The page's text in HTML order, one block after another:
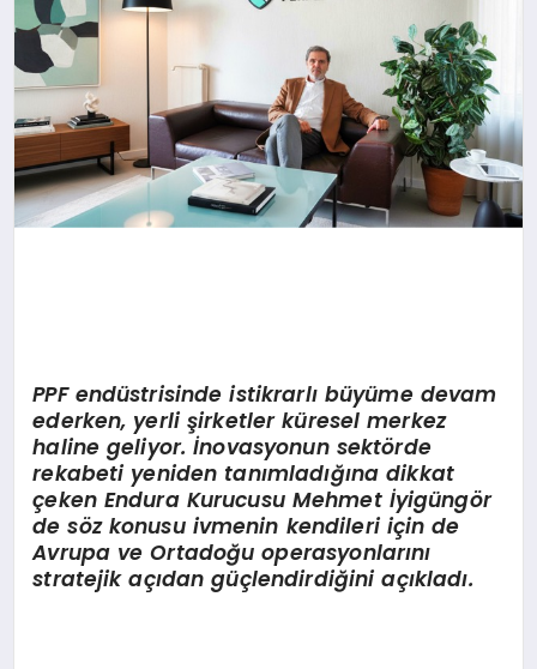
PPF endüstrisinde istikrarlı büyüme devam
ederken, yerli şirketler küresel merkez
haline geliyor. İnovasyonun sektörde
rekabeti yeniden tanımladığına dikkat
çeken Endura Kurucusu Mehmet İyigüngör
de söz konusu ivmenin kendileri için de
Avrupa ve Ortadoğu operasyonlarını
stratejik açıdan güçlendirdiğini açıkladı.